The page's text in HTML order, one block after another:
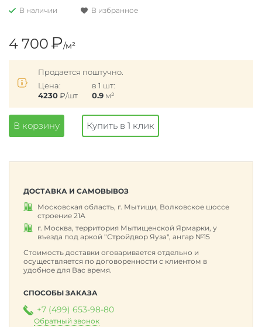
В наличии В избранное
4 700₽/м²
Продается поштучно.
Цена:
4230 ₽/шт
в 1 шт:
0.9 м²
В корзину Купить в 1 клик
ДОСТАВКА И САМОВЫВОЗ
Московская область, г. Мытищи, Волковское шоссе
строение 21А
г. Москва, территория Мытищенской Ярмарки, у
въезда под аркой "Стройдвор Яуза", ангар №15
Стоимость доставки оговаривается отдельно и
осуществляется по договоренности с клиентом в
удобное для Вас время.
СПОСОБЫ ЗАКАЗА
+7 (499) 653-98-80
Обратный звонок